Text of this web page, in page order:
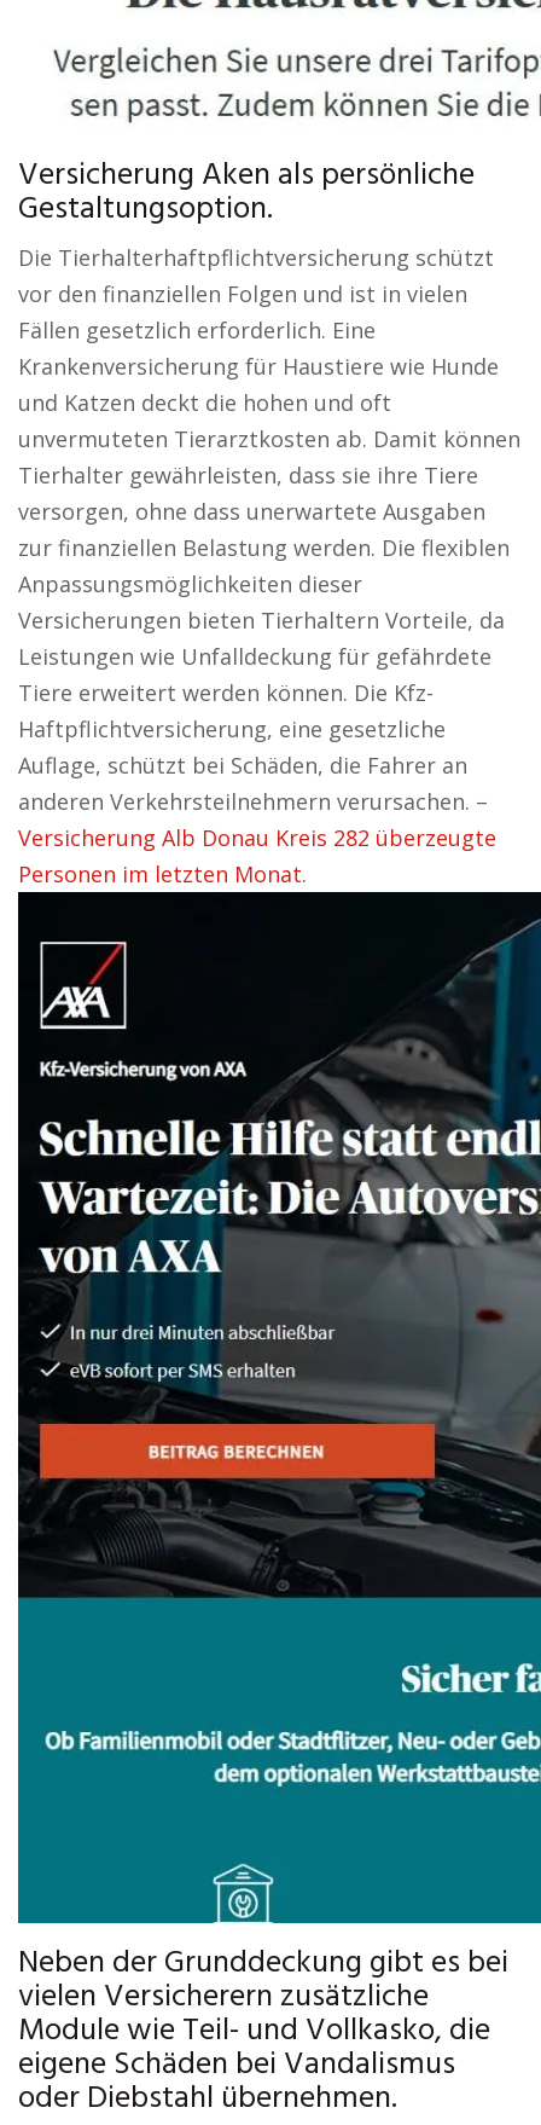
Versicherung Aken als persönliche
Gestaltungsoption.
Die Tierhalterhaftpflichtversicherung schützt
vor den finanziellen Folgen und ist in vielen
Fällen gesetzlich erforderlich. Eine
Krankenversicherung für Haustiere wie Hunde
und Katzen deckt die hohen und oft
unvermuteten Tierarztkosten ab. Damit können
Tierhalter gewährleisten, dass sie ihre Tiere
versorgen, ohne dass unerwartete Ausgaben
zur finanziellen Belastung werden. Die flexiblen
Anpassungsmöglichkeiten dieser
Versicherungen bieten Tierhaltern Vorteile, da
Leistungen wie Unfalldeckung für gefährdete
Tiere erweitert werden können. Die Kfz-
Haftpflichtversicherung, eine gesetzliche
Auflage, schützt bei Schäden, die Fahrer an
anderen Verkehrsteilnehmern verursachen. –
Versicherung Alb Donau Kreis 282 überzeugte
Personen im letzten Monat.
Neben der Grunddeckung gibt es bei
vielen Versicherern zusätzliche
Module wie Teil- und Vollkasko, die
eigene Schäden bei Vandalismus
oder Diebstahl übernehmen.